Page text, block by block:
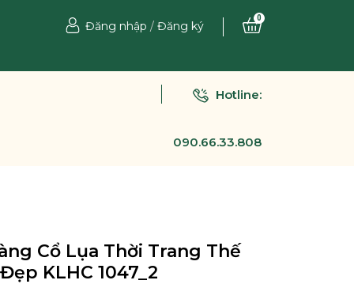
Đăng nhập / Đăng ký
0
Hotline:
090.66.33.808
Cổ Lụa Thời Trang Thế
KLHC 1047_2